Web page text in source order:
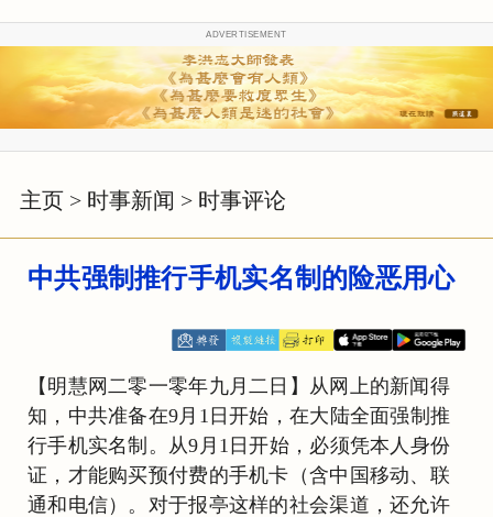
ADVERTISEMENT
主页 > 时事新闻 > 时事评论
中共强制推行手机实名制的险恶用心
【明慧网二零一零年九月二日】从网上的新闻得
知，中共准备在9月1日开始，在大陆全面强制推
行手机实名制。从9月1日开始，必须凭本人身份
证，才能购买预付费的手机卡（含中国移动、联
通和电信）。对于报亭这样的社会渠道，还允许